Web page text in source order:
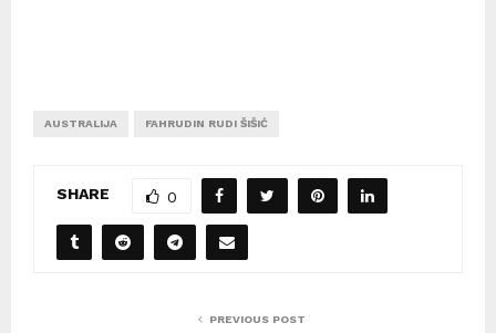
AUSTRALIJA FAHRUDIN RUDI ŠIŠIĆ
SHARE 0
PREVIOUS POST